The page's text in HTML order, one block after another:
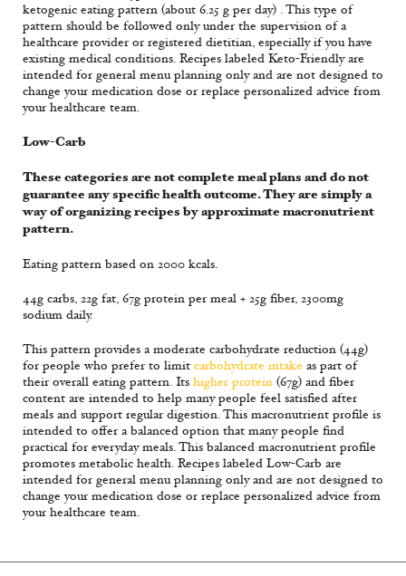
ketogenic eating pattern (about 6.25 g per day) . This type of
pattern should be followed only under the supervision of a
healthcare provider or registered dietitian, especially if you have
existing medical conditions. Recipes labeled Keto-Friendly are
intended for general menu planning only and are not designed to
change your medication dose or replace personalized advice from
your healthcare team.
Low-Carb
These categories are not complete meal plans and do not
guarantee any specific health outcome. They are simply a
way of organizing recipes by approximate macronutrient
pattern.
Eating pattern based on 2000 kcals.
44g carbs, 22g fat, 67g protein per meal + 25g fiber, 2300mg
sodium daily.
This pattern provides a moderate carbohydrate reduction (44g)
for people who prefer to limit carbohydrate intake as part of
their overall eating pattern. Its higher protein (67g) and fiber
content are intended to help many people feel satisfied after
meals and support regular digestion. This macronutrient profile is
intended to offer a balanced option that many people find
practical for everyday meals. This balanced macronutrient profile
promotes metabolic health. Recipes labeled Low-Carb are
intended for general menu planning only and are not designed to
change your medication dose or replace personalized advice from
your healthcare team.